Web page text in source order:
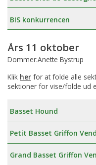
BIS konkurrencen
Års 11 oktober
Dommer:Anette Bystrup
Klik her for at folde alle
sektioner for vise/folde ud
Basset Hound
Petit Basset Griffon
Grand Basset Griffon